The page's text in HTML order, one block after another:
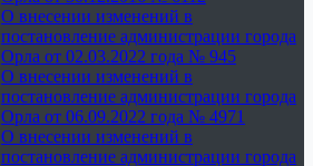
О внесении изменений в
постановление администрации города
Орла от 02.03.2022 года № 945
О внесении изменений в
постановление администрации города
Орла от 06.09.2022 года № 4971
О внесении изменений в
постановление администрации города